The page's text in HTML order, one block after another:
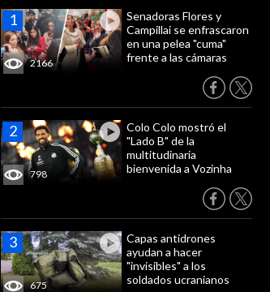
2166
Senadoras Flores y
Campillai se enfrascaron
en una pelea "cuma"
frente a las cámaras
798
Colo Colo mostró el
"Lado B" de la
multitudinaria
bienvenida a Vozinha
675
Capas antidrones
ayudan a hacer
"invisibles" a los
soldados ucranianos